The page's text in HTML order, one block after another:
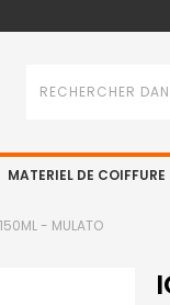
MATERIEL DE COIFFURE
- MULATO